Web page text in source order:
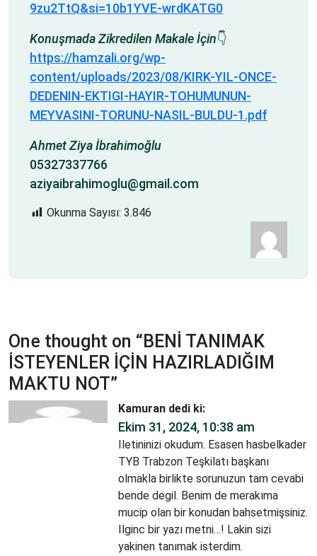
9zu2TtQ&si=10b1YVE-wrdKATG0
Konuşmada Zikredilen Makale İçin👇
https://hamzali.org/wp-
content/uploads/2023/08/KIRK-YIL-ONCE-
DEDENIN-EKTIGI-HAYIR-TOHUMUNUN-
MEYVASINI-TORUNU-NASIL-BULDU-1.pdf
Ahmet Ziya İbrahimoğlu
05327337766
aziyaibrahimoglu@gmail.com
Okunma Sayısı: 3.846
One thought on “ BENİ TANIMAK
İSTEYENLER İÇİN HAZIRLADIĞIM
MAKTU NOT”
Kamuran dedi ki:
Ekim 31, 2024, 10:38 am
Iletininizi okudum. Esasen hasbelkader
TYB Trabzon Teşkilatı başkanı
olmakla birlikte sorunuzun tam cevabi
bende degil. Benim de merakıma
mucip olan bir konudan bahsetmişsiniz.
Ilginc bir yazı metni…! Lakin sizi
yakinen tanımak isterdim.